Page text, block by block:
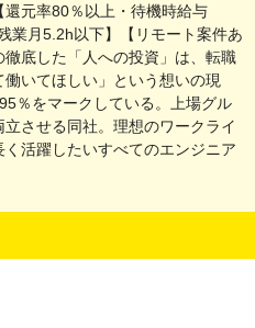
元率80％以上・待機時給与
業月5.2h以下】【リモート案件あ
底した「人への投資」は、転職
いてほしい」という想いの現
％をマークしている。上場グル
させる同社。理想のワークライ
活躍したいすべてのエンジニア